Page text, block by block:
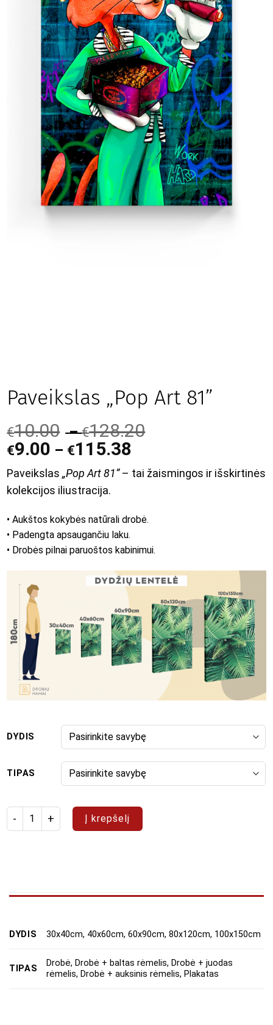
Paveikslas „Pop Art 81”
€10.00 –€128.20
€9.00 – €115.38
Paveikslas„Pop Art 81”– tai žaismingos ir išskirtinės
kolekcijos iliustracija.
• Aukštos kokybės natūrali drobė.
• Padengta apsaugančiu laku.
• Drobės pilnai paruoštos kabinimui.
DYDIS
TIPAS
produkto kiekis: Paveikslas "Pop Art 81"
Į krepšelį
DYDIS 30x40cm, 40x60cm, 60x90cm, 80x120cm, 100x150cm
TIPAS
Drobė, Drobė + baltas rėmelis, Drobė + juodas
rėmelis, Drobė + auksinis rėmelis, Plakatas